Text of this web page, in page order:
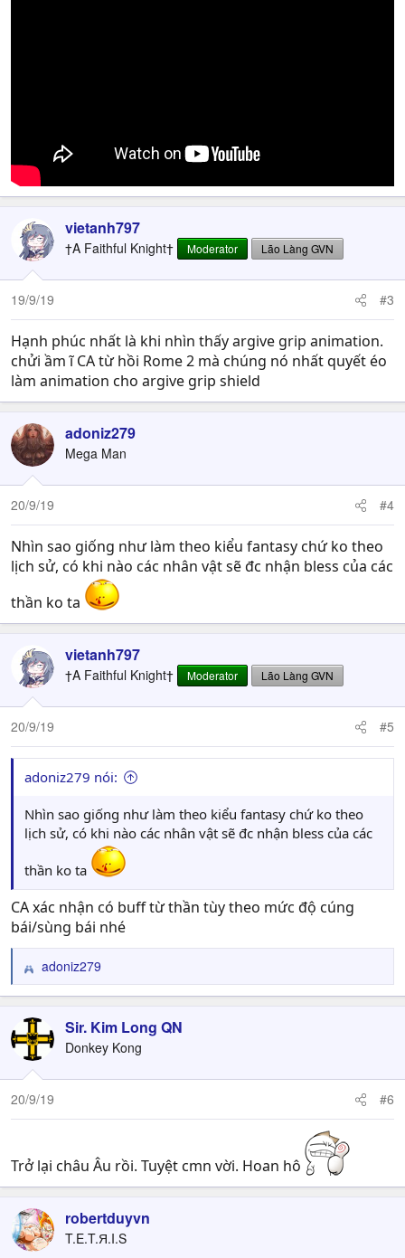
vietanh797
†A Faithful Knight† Moderator Lão Làng GVN
19/9/19 #3
Hạnh phúc nhất là khi nhìn thấy argive grip animation.
chửi ầm ĩ CA từ hồi Rome 2 mà chúng nó nhất quyết éo
làm animation cho argive grip shield
adoniz279
Mega Man
20/9/19 #4
Nhìn sao giống như làm theo kiểu fantasy chứ ko theo
lịch sử, có khi nào các nhân vật sẽ đc nhận bless của các
thần ko ta
vietanh797
†A Faithful Knight† Moderator Lão Làng GVN
20/9/19 #5
adoniz279 nói:
Nhìn sao giống như làm theo kiểu fantasy chứ ko theo
lịch sử, có khi nào các nhân vật sẽ đc nhận bless của các
thần ko ta
CA xác nhận có buff từ thần tùy theo mức độ cúng
bái/sùng bái nhé
R
e
c
t
o
n
adoniz279
Sir. Kim Long QN
Donkey Kong
20/9/19 #6
Trở lại châu Âu rồi. Tuyệt cmn vời. Hoan hô
robertduyvn
T.E.T.Я.I.S